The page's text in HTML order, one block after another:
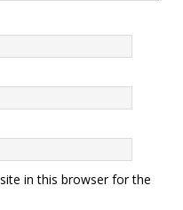
in this browser for the